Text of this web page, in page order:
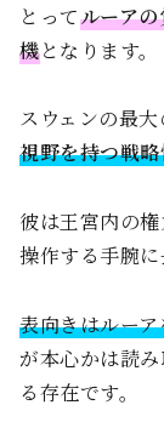
とってルーア
機となります。
スウェンの最
視野を持つ戦
彼は王宮内の
操作する手腕に
表向きはルー
が本心かは読
る存在です。